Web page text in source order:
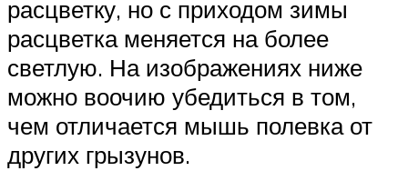
расцветку, но с приходом зимы
расцветка меняется на более
светлую. На изображениях ниже
можно воочию убедиться в том,
чем отличается мышь полевка от
других грызунов.